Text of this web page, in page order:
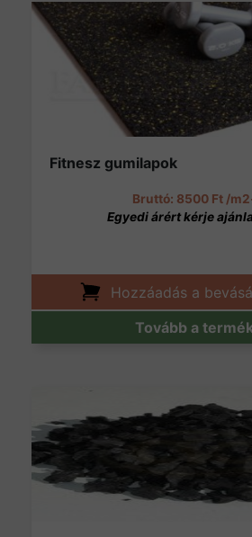
Fitnesz gumilapok
8500 Ft /
Hozzáadás a
Tovább a